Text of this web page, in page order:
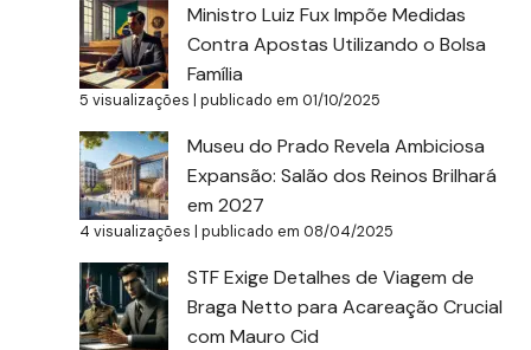
Ministro Luiz Fux Impõe Medidas
Contra Apostas Utilizando o Bolsa
Família
5 visualizações |publicado em 01/10/2025
Museu do Prado Revela Ambiciosa
Expansão: Salão dos Reinos Brilhará
em 2027
4 visualizações |publicado em 08/04/2025
STF Exige Detalhes de Viagem de
Braga Netto para Acareação Crucial
com Mauro Cid